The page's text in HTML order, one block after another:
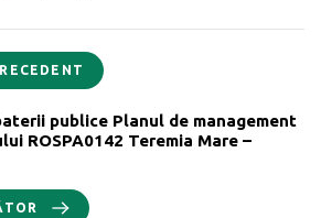
publice Planul de management
ROSPA0142 Teremia Mare –